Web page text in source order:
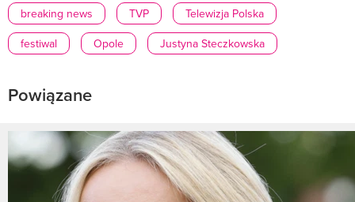
breaking news TVP
Telewizja Polska
festiwal
Opole Justyna Steczkowska
Powiązane